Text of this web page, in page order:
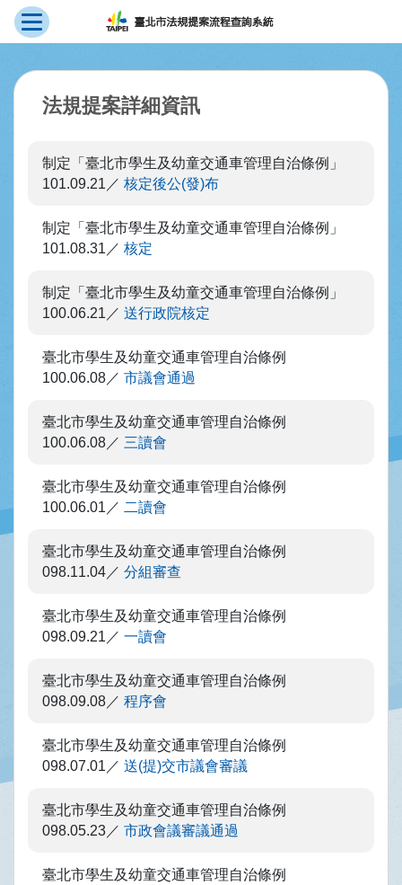
跳到主要內容
展開選單
法規提案詳細資訊
制定「臺北市學生及幼童交通車管理自治條例」
101.09.21
核定後公(發)布
制定「臺北市學生及幼童交通車管理自治條例」
101.08.31
核定
制定「臺北市學生及幼童交通車管理自治條例」
100.06.21
送行政院核定
臺北市學生及幼童交通車管理自治條例
100.06.08
市議會通過
臺北市學生及幼童交通車管理自治條例
100.06.08
三讀會
臺北市學生及幼童交通車管理自治條例
100.06.01
二讀會
臺北市學生及幼童交通車管理自治條例
098.11.04
分組審查
臺北市學生及幼童交通車管理自治條例
098.09.21
一讀會
臺北市學生及幼童交通車管理自治條例
098.09.08
程序會
臺北市學生及幼童交通車管理自治條例
098.07.01
送(提)交市議會審議
臺北市學生及幼童交通車管理自治條例
098.05.23
市政會議審議通過
臺北市學生及幼童交通車管理自治條例